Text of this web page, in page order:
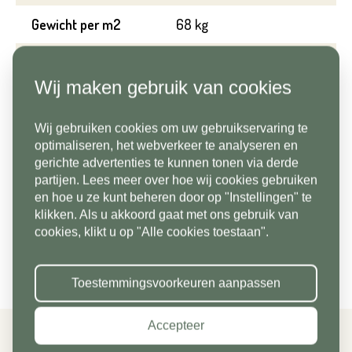
Gewicht per m2 68 kg
Lengte 60 cm
Breedte 60 cm
Dikte/hoogte 3 cm
Kleur Beige, Taupe
Telefoonnummer*
Land*
Telefoonnummer*
Land*
Nederland
Postcode*
Wij maken gebruik van cookies
Wij gebruiken cookies om uw gebruikservaring te
optimaliseren, het webverkeer te analyseren en
gerichte advertenties te kunnen tonen via derde
partijen. Lees meer over hoe wij cookies gebruiken
en hoe u ze kunt beheren door op "Instellingen" te
klikken. Als u akkoord gaat met ons gebruik van
cookies, klikt u op "Alle cookies toestaan".
Toestemmingsvoorkeuren aanpassen
Accepteer